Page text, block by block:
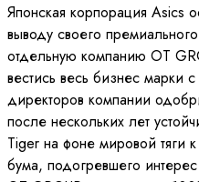
Японская корпорация Asics
выводу своего
отдельную компанию OT
вестись весь бизнес марки
директоров компании
после нескольких лет
Tiger на фоне мировой тяги к
бумa, подогревшего